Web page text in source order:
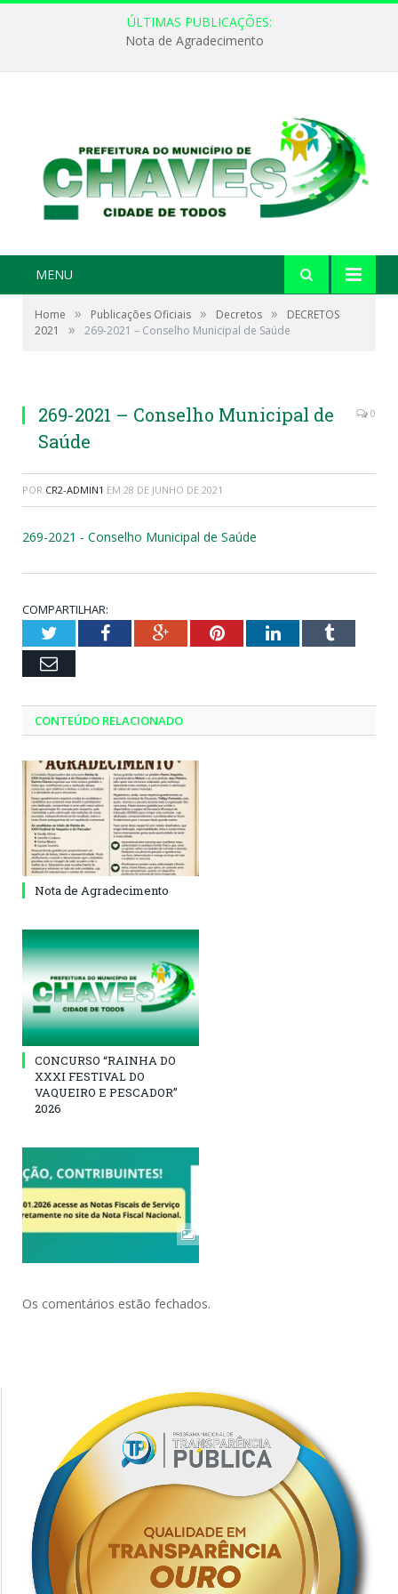
ÚLTIMAS PUBLICAÇÕES:
Nota de Agradecimento
MENU
Home » Publicações Oficiais » Decretos »
DECRETOS
2021
» 269-2021 – Conselho Municipal de Saúde
269-2021 – Conselho Municipal de
Saúde
0
POR CR2-ADMIN1 EM 28 DE JUNHO DE 2021
269-2021 - Conselho Municipal de Saúde
COMPARTILHAR:
TwitterFacebookGoogle+PinterestLinkedInTumblr
Email
CONTEÚDO RELACIONADO
Nota de Agradecimento
CONCURSO “RAINHA DO
XXXI FESTIVAL DO
VAQUEIRO E PESCADOR”
2026
Os comentários estão fechados.